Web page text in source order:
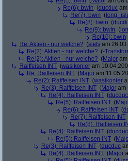
Re(6): bwin (ducduc
Re(7): bwin (
Re(8): bwin (
Re(9): bwin (
Re(10): bwin
Re: Aktien - nur welche? (stefs am
Re(2): Aktien - nur welche? (-
Re(2): Aktien - nur welche? (Major
Raiffeisen INT (wasikonier am
Re: Raiffeisen INT (Major am
Re(2): Raiffeisen INT (wasikonier
Re(3): Raiffeisen INT (Major am
Re(4): Raiffeisen INT (ducduc
Re(5): Raiffeisen INT (
Re(6): Raiffeisen INT (
Re(7): Raiffeisen INT
Re(8): Raiffeisen
Re(4): Raiffeisen INT (ducduc
Re(5): Raiffeisen INT (
Re(3): Raiffeisen INT (ducduc
Re(4): Raiffeisen INT (Major